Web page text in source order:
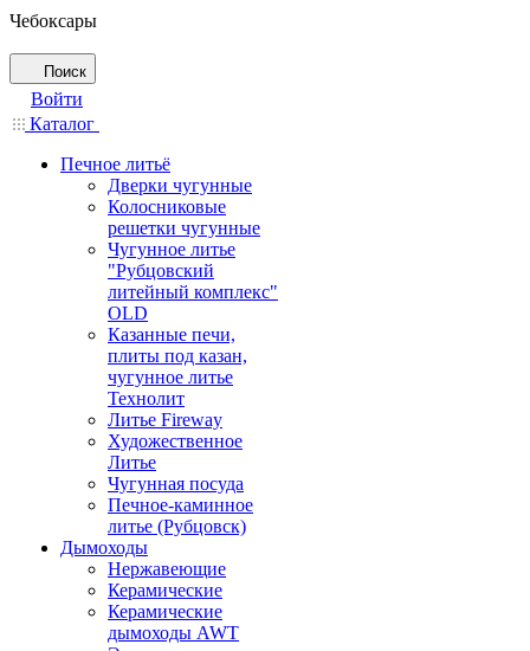
Чебоксары
Поиск
Войти
Каталог
Печное литьё
Дверки чугунные
Колосниковые
решетки чугунные
Чугунное литье
"Рубцовский
литейный комплекс"
OLD
Казанные печи,
плиты под казан,
чугунное литье
Технолит
Литье Fireway
Художественное
Литье
Чугунная посуда
Печное-каминное
литье (Рубцовск)
Дымоходы
Нержавеющие
Керамические
Керамические
дымоходы AWT